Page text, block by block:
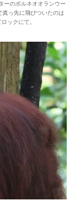
ーのボルネオオランウー
真っ先に飛びついたのは
ックにて。